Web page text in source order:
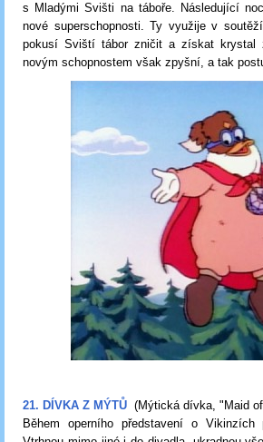
s Mladými Svišti na táboře. Následující
nové superschopnosti. Ty využije v
pokusí Sviští tábor zničit a získat krystal
novým schopnostem však zpyšní, a tak
21. DÍVKA Z MÝTŮ (Mýtická dívka, "Maid
Během operního představení o Vikinzích